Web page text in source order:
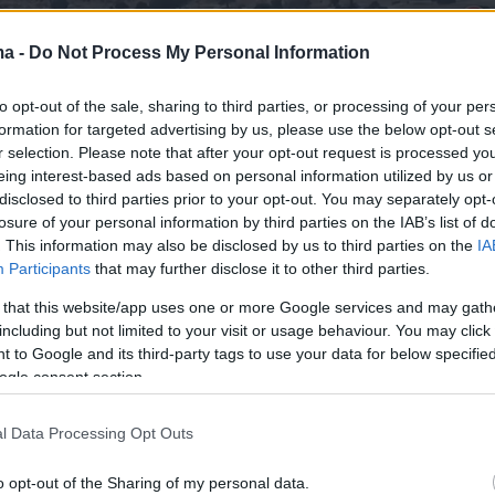
- Do Not Process My Personal Information
opt-out of the sale, sharing to third parties, or processing of your
for targeted advertising by us, please use the below opt-out
selection. Please note that after your opt-out request is processed
interest-based ads based on personal information utilized by us
to third parties prior to your opt-out. You may separately
of your personal information by third parties on the IAB’s list of
This information may also be disclosed by us to third parties on the
Participants that may further disclose it to other third parties.
that this website/app uses one or more Google services and may
but not limited to your visit or usage behaviour. You may
to Google and its third-party tags to use your data for below
consent section.
Data Processing Opt Outs
opt-out of the Sharing of my personal data.
την ενημέρωση των Αρχών, η μορφολογία
και η έντονη κλίση συνέβαλαν στην ταχεία
της Πάρνηθας. Ωστόσο, η γρήγορη ανάπτυξη
δυνάμεων οδήγησε στον